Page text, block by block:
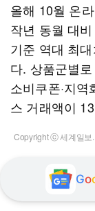
올해 10월 온
작년 동월 대
기준 역대 최
다. 상품군별
소비쿠폰·지
스 거래액이
Copyright ⓒ 세계일보
Go